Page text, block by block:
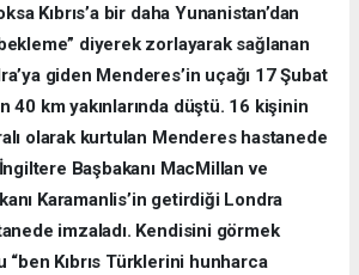
Kıbrıs’a bir daha Yunanistan’dan
diyerek zorlayarak sağlanan
giden Menderes’in uçağı 17 Şubat
40 km yakınlarında düştü. 16 kişinin
olarak kurtulan Menderes hastanede
Başbakanı MacMillan ve
Karamanlis’in getirdiği Londra
imzaladı. Kendisini görmek
“ben Kıbrıs Türklerini hunharca